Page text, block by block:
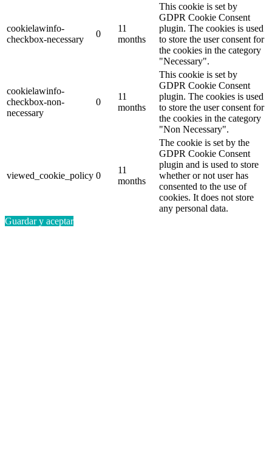
cookielawinfo-
checkbox-necessary
0
11
months
This cookie is set by
GDPR Cookie Consent
plugin. The cookies is used
to store the user consent for
the cookies in the category
"Necessary".
cookielawinfo-
checkbox-non-
necessary
0
11
months
This cookie is set by
GDPR Cookie Consent
plugin. The cookies is used
to store the user consent for
the cookies in the category
"Non Necessary".
viewed_cookie_policy 0
11
months
The cookie is set by the
GDPR Cookie Consent
plugin and is used to store
whether or not user has
consented to the use of
cookies. It does not store
any personal data.
Guardar y aceptar